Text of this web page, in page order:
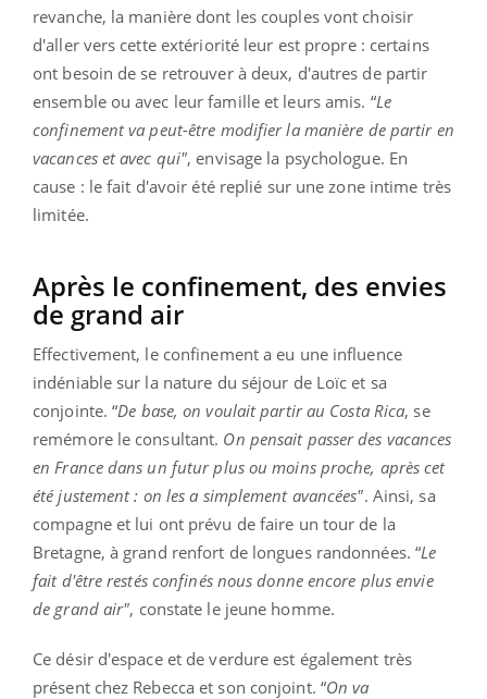
revanche, la manière dont les couples vont choisir
d'aller vers cette extériorité leur est propre : certains
ont besoin de se retrouver à deux, d'autres de partir
ensemble ou avec leur famille et leurs amis. “Le
confinement va peut-être modifier la manière de partir en
vacances et avec qui", envisage la psychologue. En
cause : le fait d'avoir été replié sur une zone intime très
limitée.
Après le confinement, des envies
de grand air
Effectivement, le confinement a eu une influence
indéniable sur la nature du séjour de Loïc et sa
conjointe. “De base, on voulait partir au Costa Rica, se
remémore le consultant. On pensait passer des vacances
en France dans un futur plus ou moins proche, après cet
été justement : on les a simplement avancées". Ainsi, sa
compagne et lui ont prévu de faire un tour de la
Bretagne, à grand renfort de longues randonnées. “Le
fait d'être restés confinés nous donne encore plus envie
de grand air", constate le jeune homme.
Ce désir d'espace et de verdure est également très
présent chez Rebecca et son conjoint. “On va